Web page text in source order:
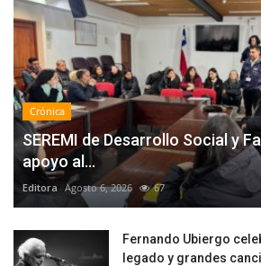
Crónica
SEREMI de Desarrollo Social y
apoyo al...
Editora Agosto 6, 2026 67
Fernando Ubiergo
legado y grandes